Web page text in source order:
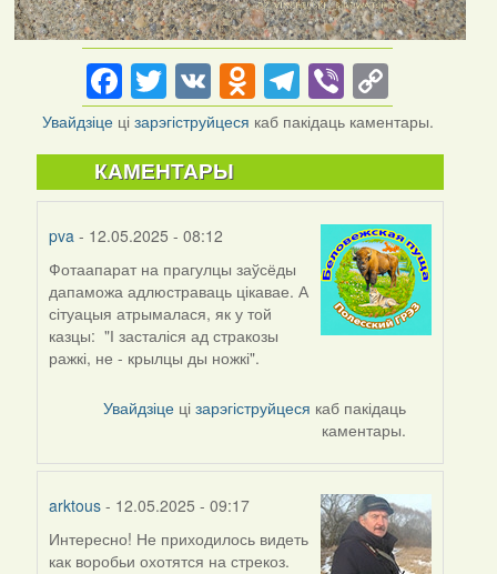
Facebook
Twitter
VKOdnoklassniki
Telegram
Viber
Link
Увайдзіце цізарэгіструйцеся каб пакідаць каментары.
КАМЕНТАРЫ
pva - 12.05.2025 - 08:12
Фотаапарат на прагулцы заўсёды
дапаможа адлюстраваць цікавае. А
сітуацыя атрымалася, як у той
казцы: "І засталіся ад стракозы
ражкі, не - крылцы ды ножкі".
Увайдзіце цізарэгіструйцеся каб пакідаць
каментары.
arktous - 12.05.2025 - 09:17
Интересно! Не приходилось видеть
как воробьи охотятся на стрекоз.